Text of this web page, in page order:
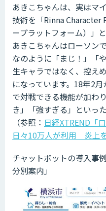
あきこちゃんは、実はマ
技術を「Rinna Character
ープラットフォーム）」
あきこちゃんはローソン
なのように「まじ！」「
生キャラではなく、控え
になっています。18年2
で対戦できる機能が加わ
き」「強すぎる」といっ
（参照： 日経XTREND「
日々10万人が利用 炎上
チャットボットの導入事
分別案内」